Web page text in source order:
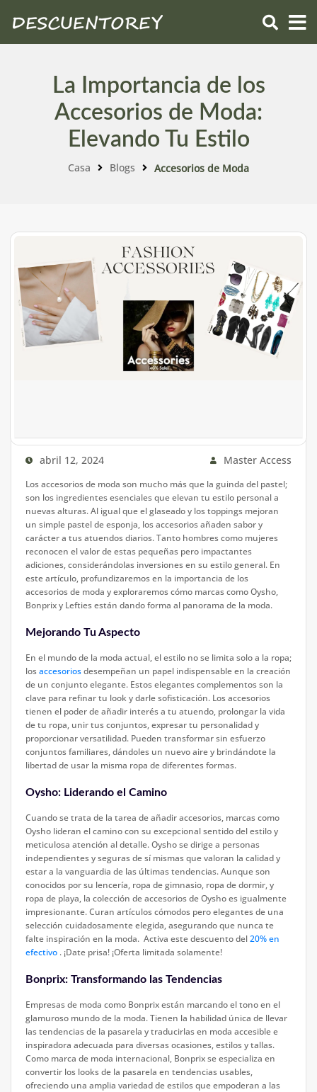
La Importancia de los
Accesorios de Moda:
Elevando Tu Estilo
Casa Blogs Accesorios de Moda
abril 12, 2024 Master Access
Los accesorios de moda son mucho más que la guinda del pastel;
son los ingredientes esenciales que elevan tu estilo personal a
nuevas alturas. Al igual que el glaseado y los toppings mejoran
un simple pastel de esponja, los accesorios añaden sabor y
carácter a tus atuendos diarios. Tanto hombres como mujeres
reconocen el valor de estas pequeñas pero impactantes
adiciones, considerándolas inversiones en su estilo general. En
este artículo, profundizaremos en la importancia de los
accesorios de moda y exploraremos cómo marcas como Oysho,
Bonprix y Lefties están dando forma al panorama de la moda.
Mejorando Tu Aspecto
En el mundo de la moda actual, el estilo no se limita solo a la ropa;
losaccesoriosdesempeñan un papel indispensable en la creación
de un conjunto elegante. Estos elegantes complementos son la
clave para refinar tu look y darle sofisticación. Los accesorios
tienen el poder de añadir interés a tu atuendo, prolongar la vida
de tu ropa, unir tus conjuntos, expresar tu personalidad y
proporcionar versatilidad. Pueden transformar sin esfuerzo
conjuntos familiares, dándoles un nuevo aire y brindándote la
libertad de usar la misma ropa de diferentes formas.
Oysho: Liderando el Camino
Cuando se trata de la tarea de añadir accesorios, marcas como
Oysho lideran el camino con su excepcional sentido del estilo y
meticulosa atención al detalle. Oysho se dirige a personas
independientes y seguras de sí mismas que valoran la calidad y
estar a la vanguardia de las últimas tendencias. Aunque son
conocidos por su lencería, ropa de gimnasio, ropa de dormir, y
ropa de playa, la colección de accesorios de Oysho es igualmente
impresionante. Curan artículos cómodos pero elegantes de una
selección cuidadosamente elegida, asegurando que nunca te
falte inspiración en la moda. Activa este descuento del20% en
efectivo . ¡Date prisa! ¡Oferta limitada solamente!
Bonprix: Transformando las Tendencias
Empresas de moda como Bonprix están marcando el tono en el
glamuroso mundo de la moda. Tienen la habilidad única de llevar
las tendencias de la pasarela y traducirlas en moda accesible e
inspiradora adecuada para diversas ocasiones, estilos y tallas.
Como marca de moda internacional, Bonprix se especializa en
convertir los looks de la pasarela en tendencias usables,
ofreciendo una amplia variedad de estilos que empoderan a las